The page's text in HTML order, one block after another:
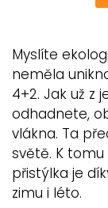
Myslíte
neměla
4+2. Jak už z
odhadnete,
vlákna. Ta
světě. K
přistýlka je
zimu i léto.